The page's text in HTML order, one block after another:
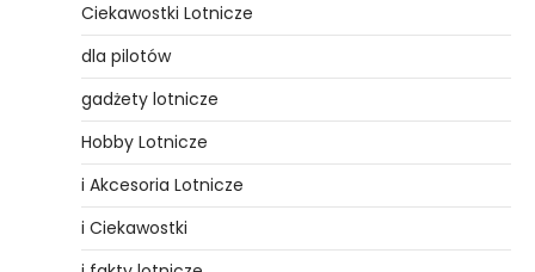
Ciekawostki Lotnicze
dla pilotów
gadżety lotnicze
Hobby Lotnicze
i Akcesoria Lotnicze
i Ciekawostki